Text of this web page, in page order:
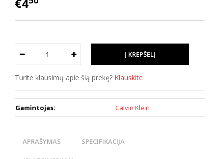
Turite klausimų apie šią prekę? Klauskite
Gamintojas: Calvin Klein
APRAŠYMAS SPECIFIKACIJA